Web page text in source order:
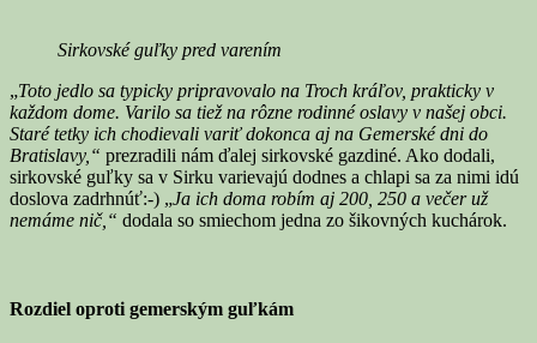
Sirkovské guľky pred varením
„Toto jedlo sa typicky pripravovalo na Troch kráľov, prakticky v
každom dome. Varilo sa tiež na rôzne rodinné oslavy v našej obci.
Staré tetky ich chodievali variť dokonca aj na Gemerské dni do
Bratislavy,“ prezradili nám ďalej sirkovské gazdiné. Ako dodali,
sirkovské guľky sa v Sirku varievajú dodnes a chlapi sa za nimi idú
doslova zadrhnúť:-) „Ja ich doma robím aj 200, 250 a večer už
nemáme nič,“ dodala so smiechom jedna zo šikovných kuchárok.
Rozdiel oproti gemerským guľkám